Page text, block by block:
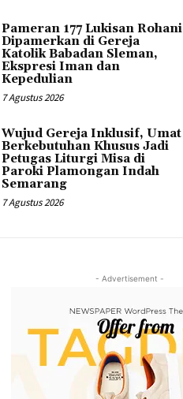
Pameran 177 Lukisan Rohani
Dipamerkan di Gereja
Katolik Babadan Sleman,
Ekspresi Iman dan
Kepedulian
7 Agustus 2026
Wujud Gereja Inklusif, Umat
Berkebutuhan Khusus Jadi
Petugas Liturgi Misa di
Paroki Plamongan Indah
Semarang
7 Agustus 2026
- Advertisement -